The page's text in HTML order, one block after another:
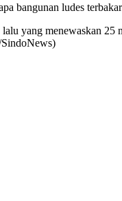
bangunan ludes
yang menewaskan